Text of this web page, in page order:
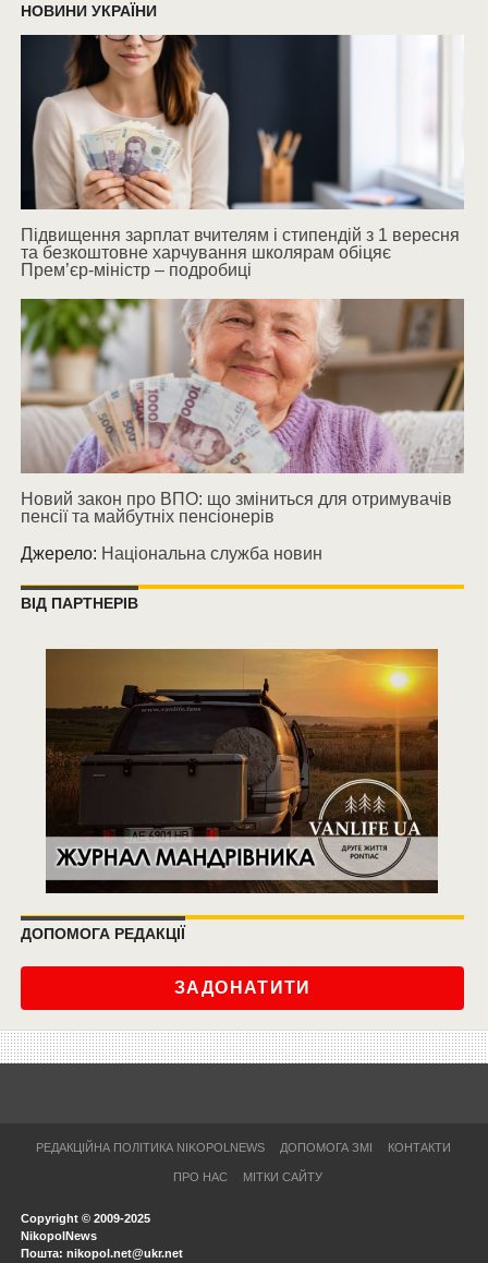
НОВИНИ УКРАЇНИ
Підвищення зарплат вчителям і стипендій з 1 вересня
та безкоштовне харчування школярам обіцяє
Прем’єр-міністр – подробиці
Новий закон про ВПО: що зміниться для отримувачів
пенсії та майбутніх пенсіонерів
Джерело: Національна служба новин
ВІД ПАРТНЕРІВ
ДОПОМОГА РЕДАКЦІЇ
ЗАДОНАТИТИ
РЕДАКЦІЙНА ПОЛІТИКА NIKOPOLNEWS ДОПОМОГА ЗМІ КОНТАКТИ
ПРО НАС МІТКИ САЙТУ
Copyright © 2009-2025
NikopolNews
Пошта: nikopol.net@ukr.net